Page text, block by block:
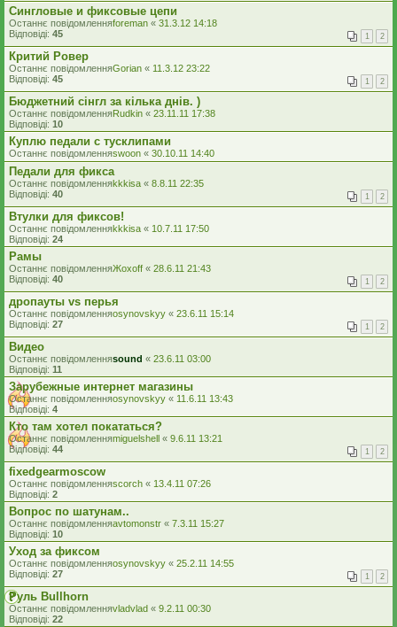
Сингловые и фиксовые цепи
Останнє повідомленняforeman « 31.3.12 14:18
Відповіді: 45 1 2
Критий Ровер
Останнє повідомленняGorian « 11.3.12 23:22
Відповіді: 45 1 2
Бюджетний сінгл за кілька днів. )
Останнє повідомленняRudkin « 23.11.11 17:38
Відповіді: 10
Куплю педали с тусклипами
Останнє повідомленняswoon « 30.10.11 14:40
Педали для фикса
Останнє повідомленняkkkisa « 8.8.11 22:35
Відповіді: 40 1 2
Втулки для фиксов!
Останнє повідомленняkkkisa « 10.7.11 17:50
Відповіді: 24
Рамы
Останнє повідомленняЖохоff « 28.6.11 21:43
Відповіді: 40 1 2
дропауты vs перья
Останнє повідомленняosynovskyy « 23.6.11 15:14
Відповіді: 27 1 2
Видео
Останнє повідомленняsound « 23.6.11 03:00
Відповіді: 11
Зарубежные интернет магазины
Останнє повідомленняosynovskyy « 11.6.11 13:43
Відповіді: 4
Кто там хотел покататься?
Останнє повідомленняmiguelshell « 9.6.11 13:21
Відповіді: 44 1 2
fixedgearmoscow
Останнє повідомленняscorch « 13.4.11 07:26
Відповіді: 2
Вопрос по шатунам..
Останнє повідомленняavtomonstr « 7.3.11 15:27
Відповіді: 10
Уход за фиксом
Останнє повідомленняosynovskyy « 25.2.11 14:55
Відповіді: 27 1 2
Руль Bullhorn
Останнє повідомленняvladvlad « 9.2.11 00:30
Відповіді: 22